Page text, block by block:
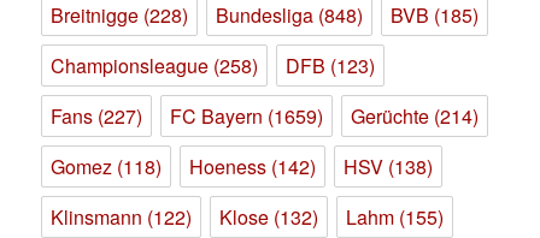
Breitnigge (228) Bundesliga (848) BVB (185)
Championsleague (258) DFB (123)
Fans (227) FC Bayern (1659) Gerüchte (214)
Gomez (118) Hoeness (142) HSV (138)
Klinsmann (122) Klose (132) Lahm (155)